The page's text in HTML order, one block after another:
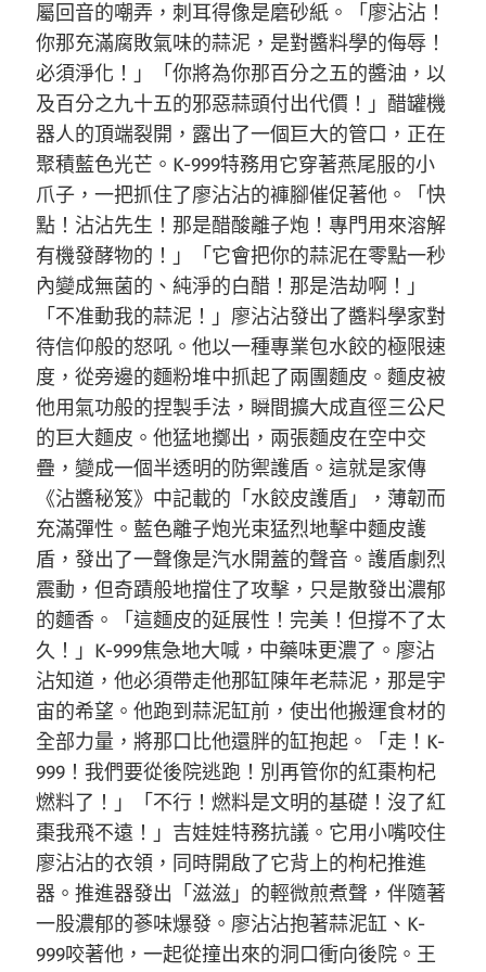
屬回音的嘲弄，刺耳得像是磨砂紙。「廖沾沾！
你那充滿腐敗氣味的蒜泥，是對醬料學的侮辱！
必須淨化！」「你將為你那百分之五的醬油，以
及百分之九十五的邪惡蒜頭付出代價！」醋罐機
器人的頂端裂開，露出了一個巨大的管口，正在
聚積藍色光芒。K-999特務用它穿著燕尾服的小
爪子，一把抓住了廖沾沾的褲腳催促著他。「快
點！沾沾先生！那是醋酸離子炮！專門用來溶解
有機發酵物的！」「它會把你的蒜泥在零點一秒
內變成無菌的、純淨的白醋！那是浩劫啊！」
「不准動我的蒜泥！」廖沾沾發出了醬料學家對
待信仰般的怒吼。他以一種專業包水餃的極限速
度，從旁邊的麵粉堆中抓起了兩團麵皮。麵皮被
他用氣功般的捏製手法，瞬間擴大成直徑三公尺
的巨大麵皮。他猛地擲出，兩張麵皮在空中交
疊，變成一個半透明的防禦護盾。這就是家傳
《沾醬秘笈》中記載的「水餃皮護盾」，薄韌而
充滿彈性。藍色離子炮光束猛烈地擊中麵皮護
盾，發出了一聲像是汽水開蓋的聲音。護盾劇烈
震動，但奇蹟般地擋住了攻擊，只是散發出濃郁
的麵香。「這麵皮的延展性！完美！但撐不了太
久！」K-999焦急地大喊，中藥味更濃了。廖沾
沾知道，他必須帶走他那缸陳年老蒜泥，那是宇
宙的希望。他跑到蒜泥缸前，使出他搬運食材的
全部力量，將那口比他還胖的缸抱起。「走！K-
999！我們要從後院逃跑！別再管你的紅棗枸杞
燃料了！」「不行！燃料是文明的基礎！沒了紅
棗我飛不遠！」吉娃娃特務抗議。它用小嘴咬住
廖沾沾的衣領，同時開啟了它背上的枸杞推進
器。推進器發出「滋滋」的輕微煎煮聲，伴隨著
一股濃郁的蔘味爆發。廖沾沾抱著蒜泥缸、K-
999咬著他，一起從撞出來的洞口衝向後院。王